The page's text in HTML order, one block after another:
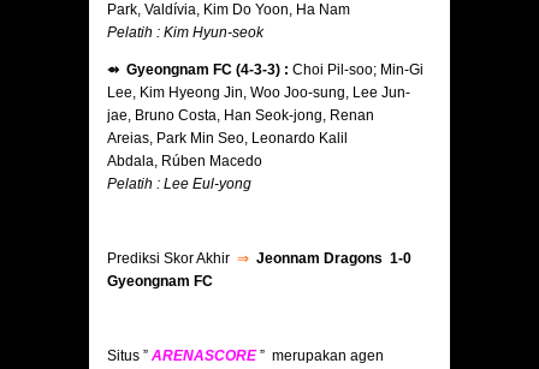
Park, Valdívia, Kim Do Yoon, Ha Nam
Pelatih : Kim Hyun-seok
⇴ Gyeongnam FC (4-3-3) : Choi Pil-soo; Min-Gi
Lee, Kim Hyeong Jin, Woo Joo-sung, Lee Jun-
jae, Bruno Costa, Han Seok-jong, Renan
Areias, Park Min Seo, Leonardo Kalil
Abdala, Rúben Macedo
Pelatih : Lee Eul-yong
Prediksi Skor Akhir ⇒ Jeonnam Dragons 1-0
Gyeongnam FC
Situs ” ARENASCORE” merupakan agen